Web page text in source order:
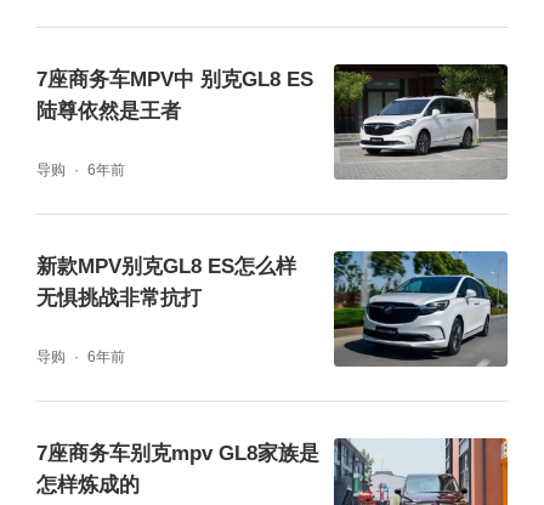
7座商务车MPV中 别克GL8 ES
陆尊依然是王者
导购 6年前
新款MPV别克GL8 ES怎么样
无惧挑战非常抗打
导购 6年前
7座商务车别克mpv GL8家族是
怎样炼成的